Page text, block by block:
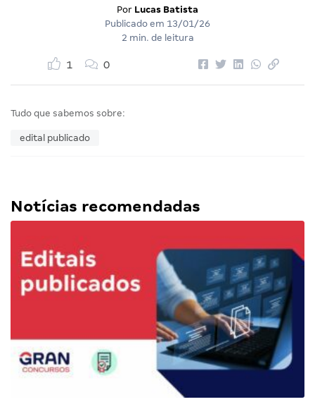
Por Lucas Batista
Publicado em 13/01/26
2 min. de leitura
1 0
Tudo que sabemos sobre:
edital publicado
Notícias recomendadas